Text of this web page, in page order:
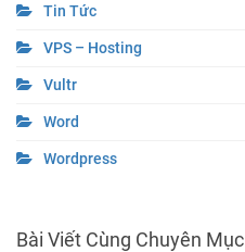
Tin Tức
VPS – Hosting
Vultr
Word
Wordpress
Bài Viết Cùng Chuyên Mục